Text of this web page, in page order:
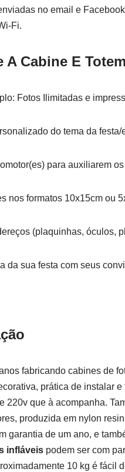
no email e
Fi.
A Cabine E
Fotos Ilimitadas e
do tema da festa/
para auxiliarem
nos formatos 10x15cm ou
(plaquinhas, óculos,
da sua festa com seus
fabricando cabines de
prática de instalar
220v que à acompanha.
produzida em nylon
garantia de um ano, e
infláveispodem ser com
10 kg é fácil